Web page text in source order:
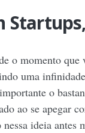
Startups,
o momento
uma
o
ao se apegar
ideia antes